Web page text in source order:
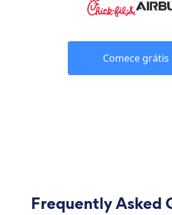
Comece grátis
Frequently Asked